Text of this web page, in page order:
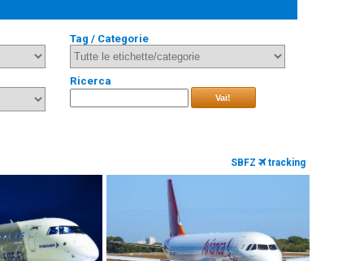
Tag / Categorie
Ricerca
Vai!
SBFZ tracking